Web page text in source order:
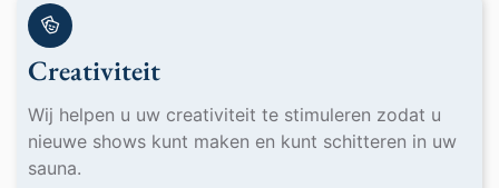
Creativiteit
Wij helpen u uw creativiteit te stimuleren zodat u
nieuwe shows kunt maken en kunt schitteren in uw
sauna.